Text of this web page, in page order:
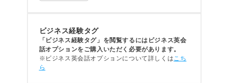
ビジネス経験タグ
「ビジネス経験タグ」を閲覧するにはビジネス英会
話オプションをご購入いただく必要があります。
※ビジネス英会話オプションについて詳しくはこち
ら